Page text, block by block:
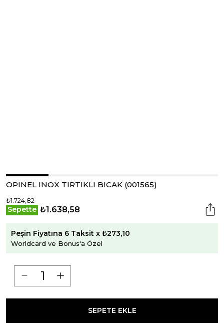
OPINEL INOX TIRTIKLI BICAK (001565)
₺1.724,82
Sepette ₺1.638,58
Peşin Fiyatına 6 Taksit x ₺273,10
Worldcard ve Bonus'a Özel
SEPETE EKLE